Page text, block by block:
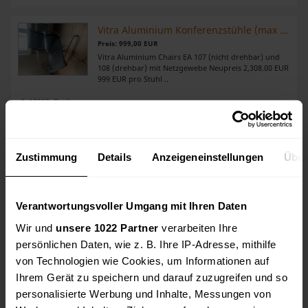
Zustimmung Details Anzeigeneinstellungen
Verantwortungsvoller Umgang mit Ihren Daten
Wir und unsere 1022 Partner verarbeiten Ihre
persönlichen Daten, wie z. B. Ihre IP-Adresse, mithilfe
von Technologien wie Cookies, um Informationen auf
Ihrem Gerät zu speichern und darauf zuzugreifen und so
personalisierte Werbung und Inhalte, Messungen von
Vitra Aluminium Konferenzstühle (max 12)
Preis: 999,00 EUR
Vitra Aluminium Chairs EA 107 (nicht drehbar) und
108 (drehbar) mit Netzgewebe Neupreis 2,308.00 EUR
999 EUR pro Stuhl ..
10969, Berlin
Verkauft werden mehrere Stühle,mit normalen
48703, Stadtlohn
Neuwertige Klöber Konferenzstühle
Preis: 1.000,00 EUR
Freischwinger- / Konferenzstuhl Hersteller:Klöber
Farbe: Gestell: verchromt mit Armlehnen Leder
bezogen Bezug: Leder schwarz Unbenutzt daher
Neuwert Bei Versand entstehen zusätzliche Kosten